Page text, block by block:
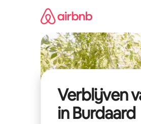
Verblijven
in Burdaard